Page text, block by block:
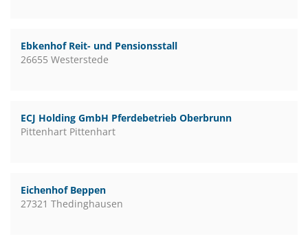
Ebkenhof Reit- und Pensionsstall
26655 Westerstede
ECJ Holding GmbH Pferdebetrieb Oberbrunn
Pittenhart Pittenhart
Eichenhof Beppen
27321 Thedinghausen